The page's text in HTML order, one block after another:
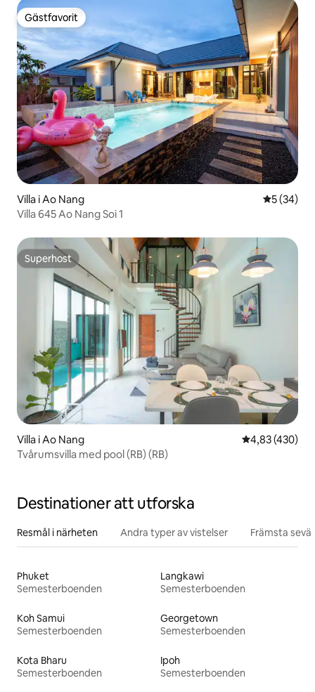
Gästfavorit
Gästfavorit
Villa i Ao Nang 5 av 5 i
5 (34)
Villa 645 Ao Nang Soi 1
Superhost
Superhost
Villa i Ao Nang 4,83 av 5 i
4,83 (430)
Tvårumsvilla med pool (RB) (RB)
Destinationer att utforska
Resmål i närheten Andra typer av vistelser Främsta
Phuket
Semesterboenden
Langkawi
Semesterboenden
Koh Samui
Semesterboenden
Georgetown
Semesterboenden
Kota Bharu
Semesterboenden
Ipoh
Semesterboenden